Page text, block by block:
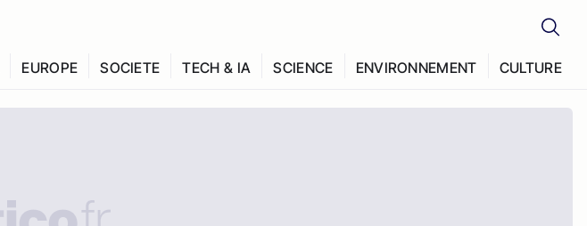
EUROPE SOCIETE TECH & IA SCIENCE ENVIRONNEMENT CULTURE